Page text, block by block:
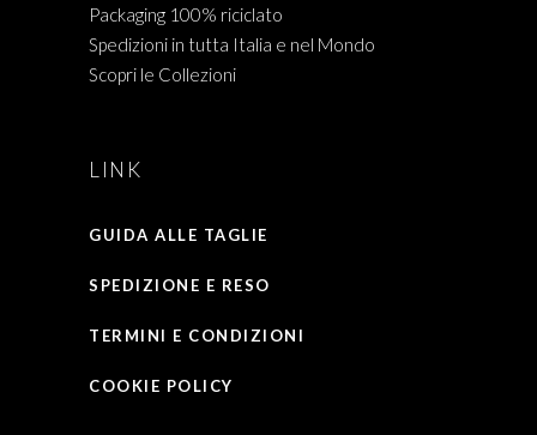
Packaging 100% riciclato
Spedizioni in tutta Italia e nel Mondo
Scopri le Collezioni
LINK
GUIDA ALLE TAGLIE
SPEDIZIONE E RESO
TERMINI E CONDIZIONI
COOKIE POLICY